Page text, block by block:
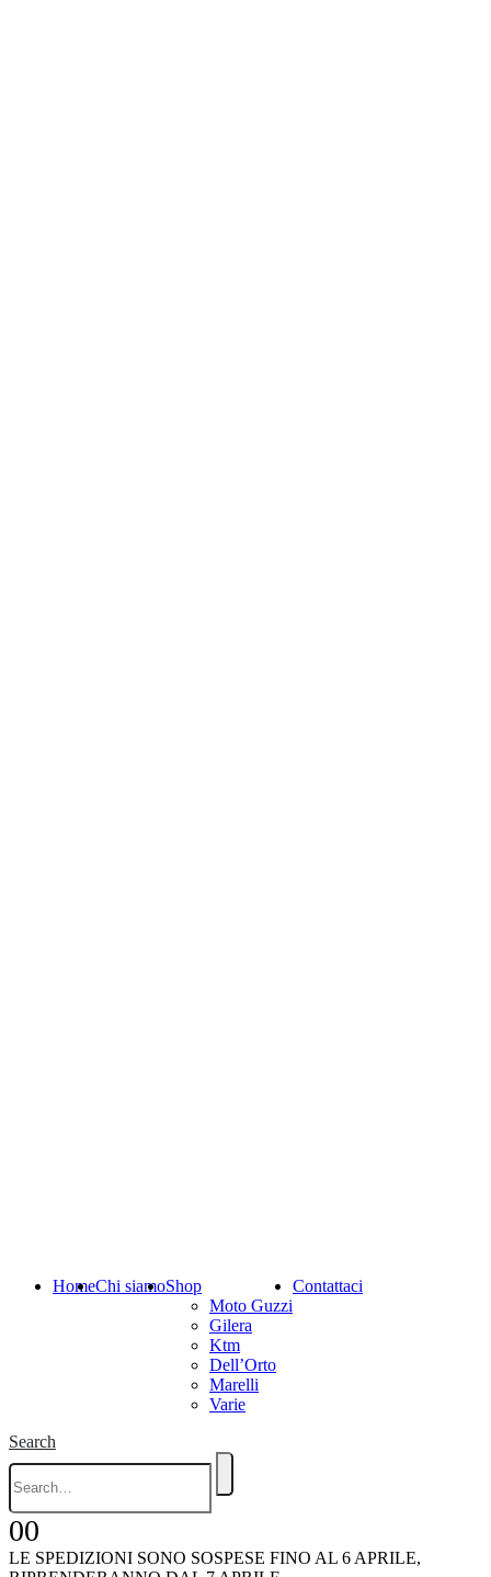
HomeChi siamoShop
Moto Guzzi
Gilera
Ktm
Dell’Orto
Marelli
Varie
Contattaci
Search
00
LE SPEDIZIONI SONO SOSPESE FINO AL 6 APRILE,